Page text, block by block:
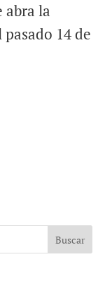
abra la
14 de